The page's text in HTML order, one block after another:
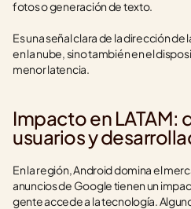
fotos o generación de texto.
Es una señal clara de la dirección de
en la nube, sino también en el
menor latencia.
Impacto en LATAM:
usuarios y
En la región, Android domina el
anuncios de Google tienen un
gente accede a la tecnología.